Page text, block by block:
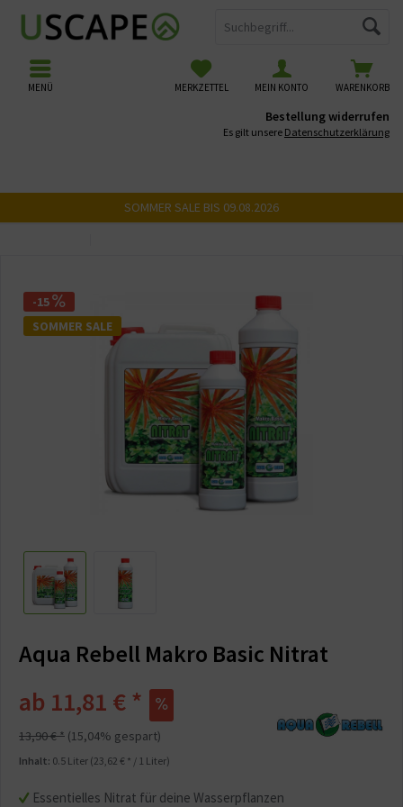
WARENKORB
MERKZETTEL MEIN KONTO
MENÜ
Bestellung widerrufen
Es gilt unsere Datenschutzerklärung
SOMMER SALE BIS 09.08.2026
-15
SOMMER SALE
Aqua Rebell Makro Basic Nitrat
Essentielles Nitrat für deine Wasserpflanzen
ab 11,81 € *
13,90 € * (15,04% gespart)
Inhalt: 0.5 Liter (23,62 € * / 1 Liter)